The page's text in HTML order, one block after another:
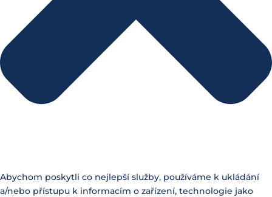
Abychom poskytli co nejlepší služby, používáme k ukládání
a/nebo přístupu k informacím o zařízení, technologie jako